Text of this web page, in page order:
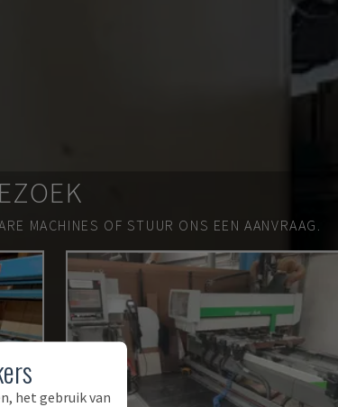
MACHINES OF STUUR ONS EEN AANVRAAG.
het gebruik van